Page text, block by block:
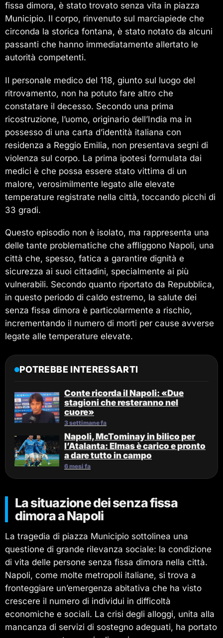
fissa dimora, è stato trovato senza vita in piazza
Municipio. Il corpo, rinvenuto sul marciapiede che
circonda la storica fontana, è stato notato da alcuni
passanti che hanno immediatamente allertato le
autorità competenti.
Il personale medico del 118, giunto sul luogo del
ritrovamento, non ha potuto fare altro che
constatare il decesso. Secondo una prima
ricostruzione, l’uomo, originario dell’India ma in
possesso di una carta d’identità italiana con
residenza a Reggio Emilia, non presentava segni di
violenza sul corpo. La prima ipotesi formulata dai
medici è che possa essere stato vittima di un
malore, verosimilmente legato alle elevate
temperature registrate nella città, toccando picchi di
33 gradi.
Questo episodio non è isolato, ma rappresenta una
delle tante problematiche che affliggono Napoli, una
città che, spesso, fatica a garantire dignità e
sicurezza ai suoi cittadini, specialmente ai più
vulnerabili. Secondo quanto riportato da Repubblica,
in questo periodo di caldo estremo, la salute dei
senza fissa dimora è particolarmente a rischio,
incrementando il numero di morti per cause avverse
legate alle temperature elevate.
POTREBBE INTERESSARTI
Conte ricorda il Napoli: «Due
stagioni che resteranno nel
cuore»
3 settimane fa
Napoli, McTominay in bilico per
l’Atalanta: Elmas è carico e pronto
a dare tutto in campo
6 mesi fa
La situazione dei senza fissa
dimora a Napoli
La tragedia di piazza Municipio sottolinea una
questione di grande rilevanza sociale: la condizione
di vita delle persone senza fissa dimora nella città.
Napoli, come molte metropoli italiane, si trova a
fronteggiare un’emergenza abitativa che ha visto
crescere il numero di individui in difficoltà
economiche e sociali. La crisi degli alloggi, unita alla
mancanza di servizi di sostegno adeguati, ha portato